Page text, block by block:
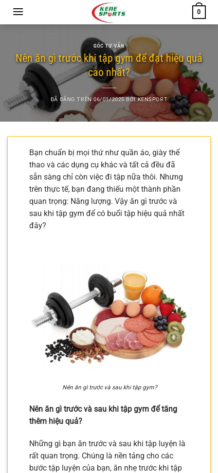
0
GÓC TƯ VẤN
Nên ăn gì trước khi tập gym để đạt hiệu quả
cao nhất?
ĐÃ ĐĂNG TRÊN06/01/2025 BỞIKENSPORT
Bạn chuẩn bị mọi thứ như quần áo, giày thể
thao và các dụng cụ khác và tất cả đều đã
sẵn sàng chỉ còn việc đi tập nữa thôi. Nhưng
trên thực tế, bạn đang thiếu một thành phần
quan trọng: Năng lượng. Vậy ăn gì trước và
sau khi tập gym để có buổi tập hiệu quả nhất
đây?
Nên ăn gì trước và sau khi tập gym?
Nên ăn gì trước và sau khi tập gym để tăng
thêm hiệu quả?
Những gì bạn ăn trước và sau khi tập luyện là
rất quan trọng. Chúng là nền tảng cho các
bước tập luyện của bạn, ăn nhẹ trước khi tập